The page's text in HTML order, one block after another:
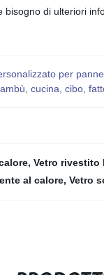
di ulteriori
per
cucina, cibo,
, Vetro rivestito
al calore, Vetro